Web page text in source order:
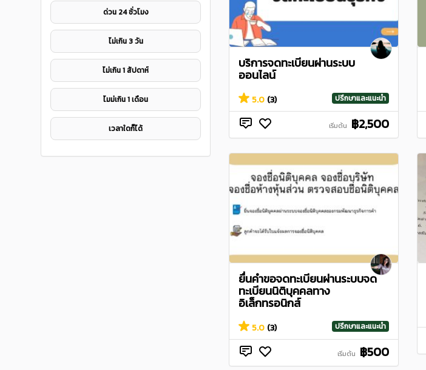
ด่วน 24 ชั่วโมง
ไม่เกิน 3 วัน
ไม่เกิน 1 สัปดาห์
ไมม่เกิน 1 เดือน
เวลาใดก็ได้
บริการจดทะเบียนผ่านระบบ
ออนไลน์
5.0 (3) ปรึกษาและแนะนำ
เริ่มต้น ฿2,500
ยื่นคำขอจดทะเบียนผ่านระบบจด
ทะเบียนนิติบุคคลทาง
อิเล็กทรอนิกส์
5.0 (3) ปรึกษาและแนะนำ
เริ่มต้น ฿500